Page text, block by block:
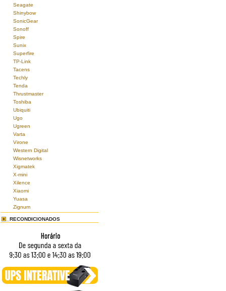
Seagate
Shinybow
SonicGear
Sonoff
Spire
Sunix
Superfire
TP-Link
Tacens
Techly
Tenda
Thrustmaster
Toshiba
Ubiquiti
Ugo
Ugreen
Varta
Virone
Western Digital
Wisnetworks
Xigmatek
X-mini
Xilence
Xiaomi
Yuasa
Zignum
RECONDICIONADOS